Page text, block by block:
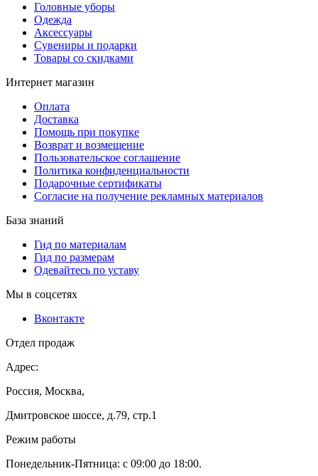
Головные уборы
Одежда
Аксессуары
Сувениры и подарки
Товары со скидками
Интернет магазин
Оплата
Доставка
Помощь при покупке
Возврат и возмещение
Пользовательское соглашение
Политика конфиденциальности
Подарочные сертификаты
Согласие на получение рекламных материалов
База знаний
Гид по материалам
Гид по размерам
Одевайтесь по уставу
Мы в соцсетях
Вконтакте
Отдел продаж
Адрес:
Россия, Москва,
Дмитровское шоссе, д.79, стр.1
Режим работы
Понедельник-Пятница: с 09:00 до 18:00.